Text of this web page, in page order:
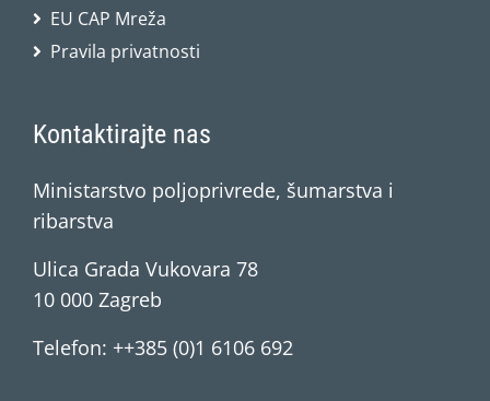
EU CAP Mreža
Pravila privatnosti
Kontaktirajte nas
Ministarstvo poljoprivrede, šumarstva i
ribarstva
Ulica Grada Vukovara 78
10 000 Zagreb
Telefon: ++385 (0)1 6106 692